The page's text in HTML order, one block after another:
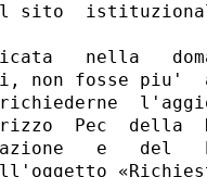
sito
nella
non fosse piu'
Pec  della
e   del